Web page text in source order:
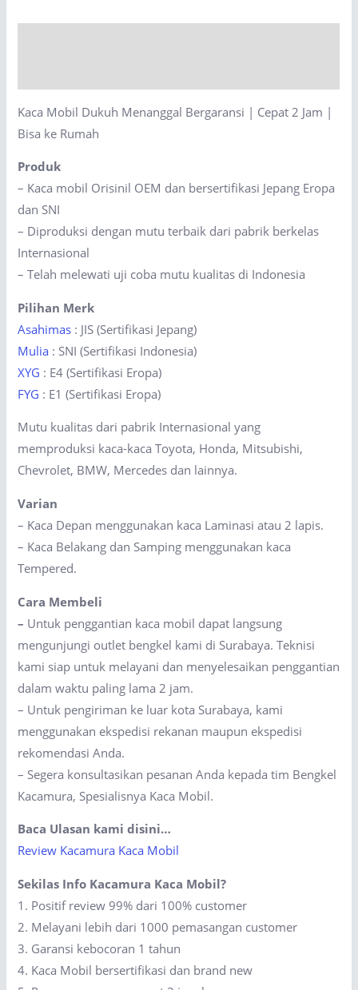
Jam
|
Bisa
ke
Rumah
quantity
Kaca Mobil Dukuh Menanggal Bergaransi | Cepat 2 Jam |
Bisa ke Rumah
Produk
– Kaca mobil Orisinil OEM dan bersertifikasi Jepang Eropa
dan SNI
– Diproduksi dengan mutu terbaik dari pabrik berkelas
Internasional
– Telah melewati uji coba mutu kualitas di Indonesia
Pilihan Merk
Asahimas : JIS (Sertifikasi Jepang)
Mulia : SNI (Sertifikasi Indonesia)
XYG : E4 (Sertifikasi Eropa)
FYG : E1 (Sertifikasi Eropa)
Mutu kualitas dari pabrik Internasional yang
memproduksi kaca-kaca Toyota, Honda, Mitsubishi,
Chevrolet, BMW, Mercedes dan lainnya.
Varian
– Kaca Depan menggunakan kaca Laminasi atau 2 lapis.
– Kaca Belakang dan Samping menggunakan kaca
Tempered.
Cara Membeli
– Untuk penggantian kaca mobil dapat langsung
mengunjungi outlet bengkel kami di Surabaya. Teknisi
kami siap untuk melayani dan menyelesaikan penggantian
dalam waktu paling lama 2 jam.
– Untuk pengiriman ke luar kota Surabaya, kami
menggunakan ekspedisi rekanan maupun ekspedisi
rekomendasi Anda.
– Segera konsultasikan pesanan Anda kepada tim Bengkel
Kacamura, Spesialisnya Kaca Mobil.
Baca Ulasan kami disini…
Review Kacamura Kaca Mobil
Sekilas Info Kacamura Kaca Mobil?
1. Positif review 99% dari 100% customer
2. Melayani lebih dari 1000 pemasangan customer
3. Garansi kebocoran 1 tahun
4. Kaca Mobil bersertifikasi dan brand new